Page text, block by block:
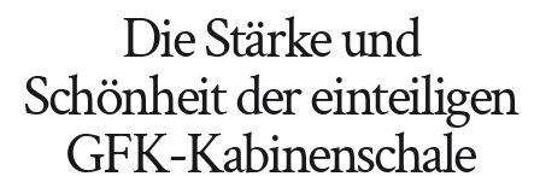
Die Stärke und
Schönheit der einteiligen
GFK-Kabinenschale